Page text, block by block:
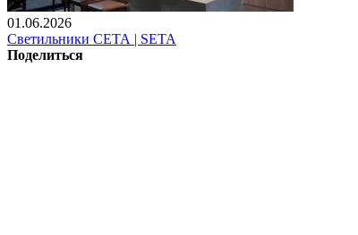
01.06.2026
Светильники СЕТА | SETA
Поделиться